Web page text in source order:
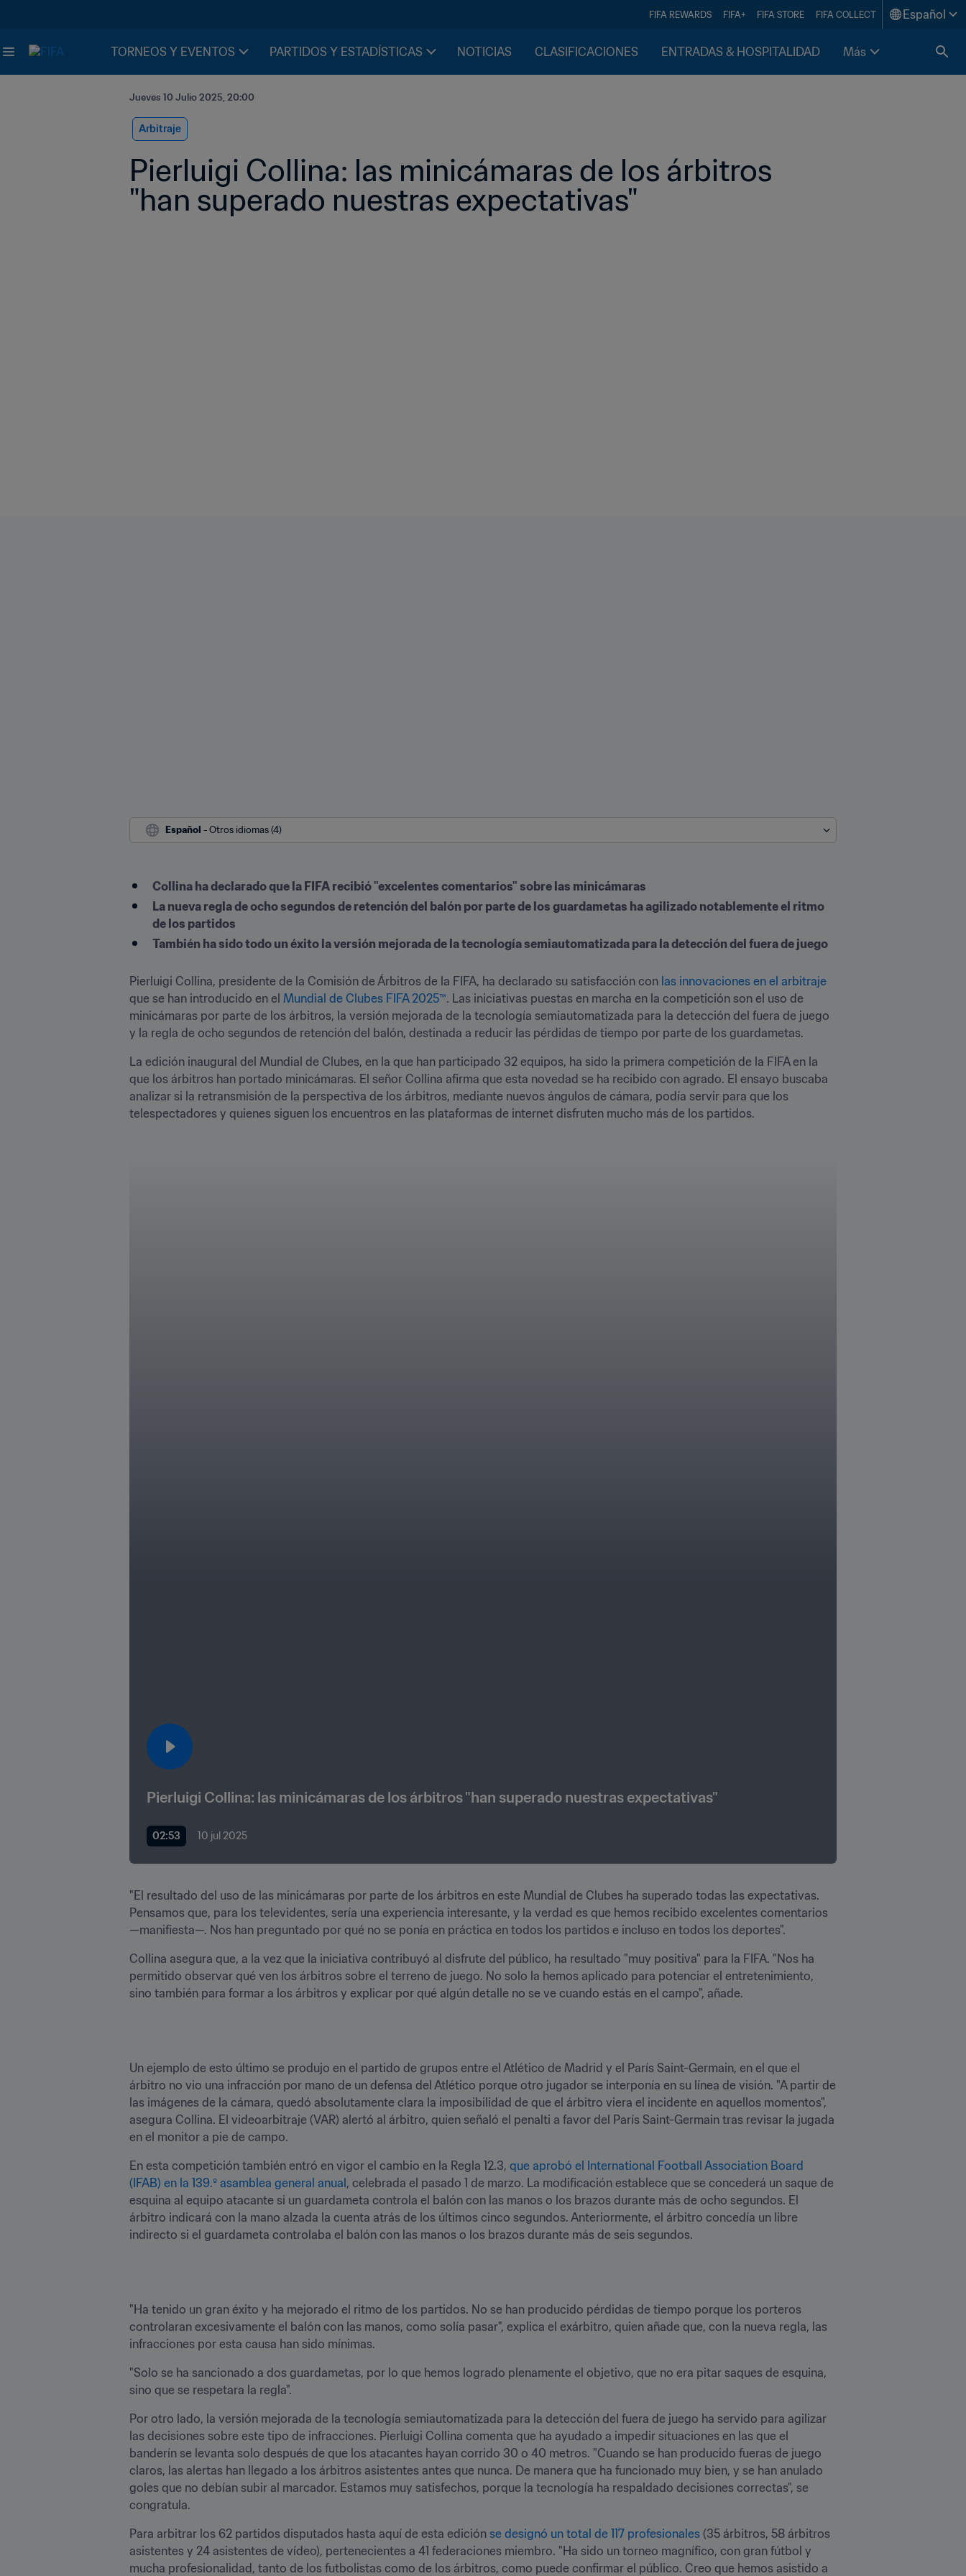
FIFA REWARDS FIFA+ FIFA STORE FIFA COLLECT Español
TORNEOS Y EVENTOS PARTIDOS Y ESTADÍSTICAS NOTICIAS CLASIFICACIONES ENTRADAS & HOSPITALIDAD Más
Jueves 10 Julio 2025, 20:00
Arbitraje
Pierluigi Collina: las minicámaras de los árbitros
"han superado nuestras expectativas"
Español - Otros idiomas (4)
Collina ha declarado que la FIFA recibió "excelentes comentarios" sobre las minicámaras
La nueva regla de ocho segundos de retención del balón por parte de los guardametas ha agilizado notablemente el ritmo
de los partidos
También ha sido todo un éxito la versión mejorada de la tecnología semiautomatizada para la detección del fuera de juego
Pierluigi Collina, presidente de la Comisión de Árbitros de la FIFA, ha declarado su satisfacción con las innovaciones en el arbitraje
que se han introducido en el Mundial de Clubes FIFA 2025™. Las iniciativas puestas en marcha en la competición son el uso de
minicámaras por parte de los árbitros, la versión mejorada de la tecnología semiautomatizada para la detección del fuera de juego
y la regla de ocho segundos de retención del balón, destinada a reducir las pérdidas de tiempo por parte de los guardametas.
La edición inaugural del Mundial de Clubes, en la que han participado 32 equipos, ha sido la primera competición de la FIFA en la
que los árbitros han portado minicámaras. El señor Collina afirma que esta novedad se ha recibido con agrado. El ensayo buscaba
analizar si la retransmisión de la perspectiva de los árbitros, mediante nuevos ángulos de cámara, podía servir para que los
telespectadores y quienes siguen los encuentros en las plataformas de internet disfruten mucho más de los partidos.
Pierluigi Collina: las minicámaras de los árbitros "han superado nuestras expectativas"
02:53 10 jul 2025
"El resultado del uso de las minicámaras por parte de los árbitros en este Mundial de Clubes ha superado todas las expectativas.
Pensamos que, para los televidentes, sería una experiencia interesante, y la verdad es que hemos recibido excelentes comentarios
—manifiesta—. Nos han preguntado por qué no se ponía en práctica en todos los partidos e incluso en todos los deportes".
Collina asegura que, a la vez que la iniciativa contribuyó al disfrute del público, ha resultado "muy positiva" para la FIFA. "Nos ha
permitido observar qué ven los árbitros sobre el terreno de juego. No solo la hemos aplicado para potenciar el entretenimiento,
sino también para formar a los árbitros y explicar por qué algún detalle no se ve cuando estás en el campo", añade.
Un ejemplo de esto último se produjo en el partido de grupos entre el Atlético de Madrid y el París Saint-Germain, en el que el
árbitro no vio una infracción por mano de un defensa del Atlético porque otro jugador se interponía en su línea de visión. "A partir de
las imágenes de la cámara, quedó absolutamente clara la imposibilidad de que el árbitro viera el incidente en aquellos momentos",
asegura Collina. El videoarbitraje (VAR) alertó al árbitro, quien señaló el penalti a favor del París Saint-Germain tras revisar la jugada
en el monitor a pie de campo.
En esta competición también entró en vigor el cambio en la Regla 12.3, que aprobó el International Football Association Board
(IFAB) en la 139.º asamblea general anual, celebrada el pasado 1 de marzo. La modificación establece que se concederá un saque de
esquina al equipo atacante si un guardameta controla el balón con las manos o los brazos durante más de ocho segundos. El
árbitro indicará con la mano alzada la cuenta atrás de los últimos cinco segundos. Anteriormente, el árbitro concedía un libre
indirecto si el guardameta controlaba el balón con las manos o los brazos durante más de seis segundos.
"Ha tenido un gran éxito y ha mejorado el ritmo de los partidos. No se han producido pérdidas de tiempo porque los porteros
controlaran excesivamente el balón con las manos, como solía pasar", explica el exárbitro, quien añade que, con la nueva regla, las
infracciones por esta causa han sido mínimas.
"Solo se ha sancionado a dos guardametas, por lo que hemos logrado plenamente el objetivo, que no era pitar saques de esquina,
sino que se respetara la regla".
Por otro lado, la versión mejorada de la tecnología semiautomatizada para la detección del fuera de juego ha servido para agilizar
las decisiones sobre este tipo de infracciones. Pierluigi Collina comenta que ha ayudado a impedir situaciones en las que el
banderín se levanta solo después de que los atacantes hayan corrido 30 o 40 metros. "Cuando se han producido fueras de juego
claros, las alertas han llegado a los árbitros asistentes antes que nunca. De manera que ha funcionado muy bien, y se han anulado
goles que no debían subir al marcador. Estamos muy satisfechos, porque la tecnología ha respaldado decisiones correctas", se
congratula.
Para arbitrar los 62 partidos disputados hasta aquí de esta edición se designó un total de 117 profesionales (35 árbitros, 58 árbitros
asistentes y 24 asistentes de vídeo), pertenecientes a 41 federaciones miembro. "Ha sido un torneo magnífico, con gran fútbol y
mucha profesionalidad, tanto de los futbolistas como de los árbitros, como puede confirmar el público. Creo que hemos asistido a